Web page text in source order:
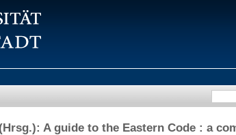
A guide to the Eastern Code : a